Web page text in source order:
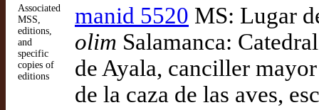
Associated
MSS,
editions,
and
specific
copies of
editions
manid 5520 MS: Lugar
olim Salamanca:
de Ayala, canciller
de la caza de las aves,